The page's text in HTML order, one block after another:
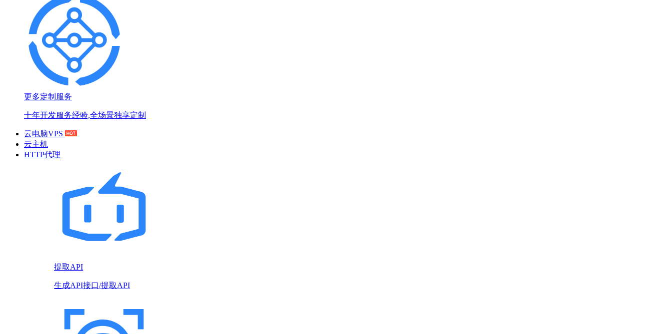
更多定制服务
十年开发服务经验,全场景独享定制
云电脑VPS
云主机
HTTP代理
提取API
生成API接口/提取API